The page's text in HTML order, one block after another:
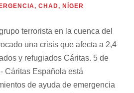
, CHAD, NÍGER
terrorista en la cuenca del
una crisis que afecta a 2,4
y refugiados Cáritas. 5 de
Cáritas Española está
de ayuda de emergencia